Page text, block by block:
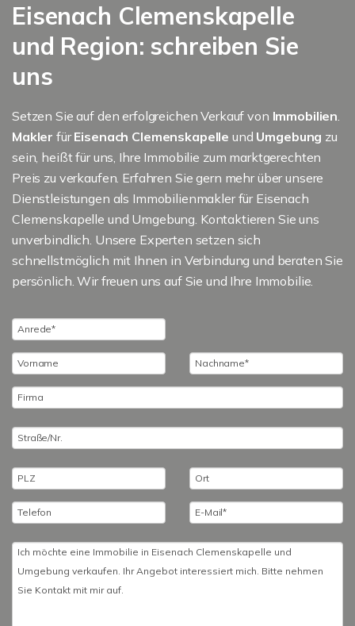
Eisenach Clemenskapelle
und Region: schreiben Sie
uns
Setzen Sie auf den erfolgreichen Verkauf von Immobilien
Makler fürEisenach Clemenskapelle und Umgebung zu
sein, heißt für uns, Ihre Immobilie zum marktgerechten
Preis zu verkaufen. Erfahren Sie gern mehr über unsere
Dienstleistungen als Immobilienmakler für Eisenach
Clemenskapelle und Umgebung. Kontaktieren Sie uns
unverbindlich. Unsere Experten setzen sich
schnellstmöglich mit Ihnen in Verbindung und beraten Sie
persönlich. Wir freuen uns auf Sie und Ihre Immobilie.